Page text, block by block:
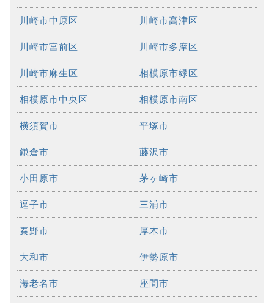
川崎市中原区 川崎市高津区
川崎市宮前区 川崎市多摩区
川崎市麻生区 相模原市緑区
相模原市中央区 相模原市南区
横須賀市 平塚市
鎌倉市 藤沢市
小田原市 茅ヶ崎市
逗子市 三浦市
秦野市 厚木市
大和市 伊勢原市
海老名市 座間市